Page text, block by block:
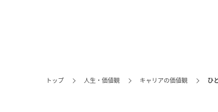
トップ 人生・価値観 キャリアの価値観 ひ